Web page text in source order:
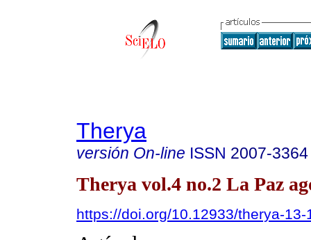
Therya
versión On-line ISSN 2007-3364
Therya vol.4 no.2 La Paz
https://doi.org/10.12933/therya-13-